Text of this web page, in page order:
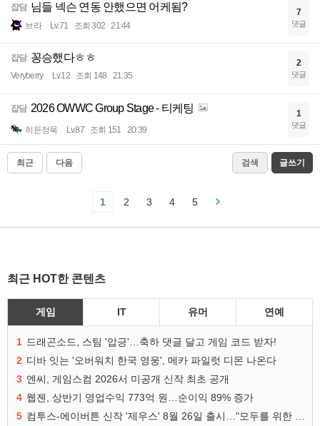
잡담 님들 넥슨 연동 안했으면 어케됨?
브라 Lv.71 조회 302 21:44
7
댓글
잡담 꽁승했다ㅎㅎ
Veryberry Lv.12 조회 148 21:35
2
댓글
잡담 2026 OWWC Group Stage - 티케팅
히든정욱 Lv.87 조회 151 20:39
1
댓글
최근 다음 검색 글쓰기
1 2 3 4 5
최근 HOT한 콘텐츠
게임 IT 유머 연예
1 드래곤소드, 스팀 '압긍'…축하 댓글 달고 게임 코드 받자!
2 디바 잇는 '오버워치 한국 영웅', 메카 파일럿 디몬 나온다
3 엔씨, 게임스컴 2026서 미공개 신작 최초 공개
4 웹젠, 상반기 영업수익 773억 원…순이익 89% 증가
5